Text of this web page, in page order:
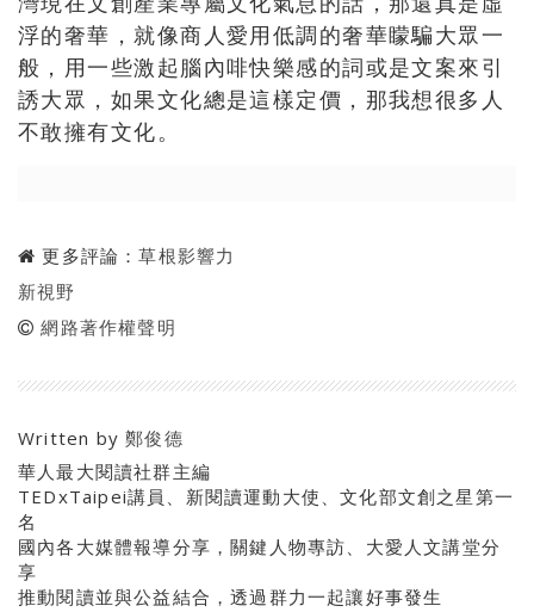
浮的奢華，就像商人愛用低調的奢華矇騙大眾一
般，用一些激起腦內啡快樂感的詞或是文案來引
誘大眾，如果文化總是這樣定價，那我想很多人
不敢擁有文化。
更多評論：草根影響力
新視野
網路著作權聲明
Written by鄭俊德
華人最大閱讀社群主編
TEDxTaipei講員、新閱讀運動大使、文化部文創之星第一
名
國內各大媒體報導分享，關鍵人物專訪、大愛人文講堂分
享
推動閱讀並與公益結合，透過群力一起讓好事發生